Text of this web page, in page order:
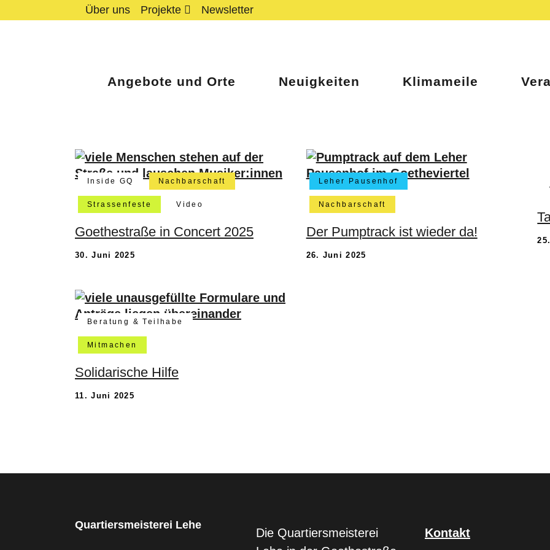
Über uns Projekte Newsletter
Angebote und Orte Neuigkeiten Klimameile
Inside GQ Nachbarschaft
Strassenfeste Video
Goethestraße in Concert 2025
30. Juni 2025
Leher Pausenhof
Nachbarschaft
Der Pumptrack ist wieder da!
26. Juni 2025
Beratung & Teilhabe
Mitmachen
Solidarische Hilfe
11. Juni 2025
Quartiersmeisterei Lehe
Die Quartiersmeisterei
Kontakt